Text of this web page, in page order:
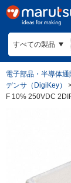
電子部品・半導体
デンサ（DigiKey）
F 10% 250VDC